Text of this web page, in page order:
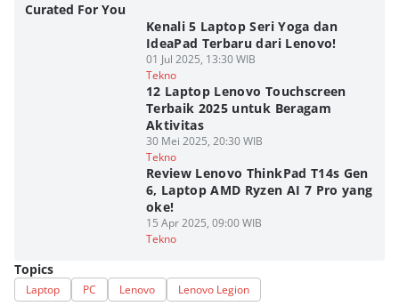
Curated For You
Kenali 5 Laptop Seri Yoga dan
IdeaPad Terbaru dari Lenovo!
01 Jul 2025, 13:30 WIB
Tekno
12 Laptop Lenovo Touchscreen
Terbaik 2025 untuk Beragam
Aktivitas
30 Mei 2025, 20:30 WIB
Tekno
Review Lenovo ThinkPad T14s Gen
6, Laptop AMD Ryzen AI 7 Pro yang
oke!
15 Apr 2025, 09:00 WIB
Tekno
Topics
Laptop PC Lenovo Lenovo Legion